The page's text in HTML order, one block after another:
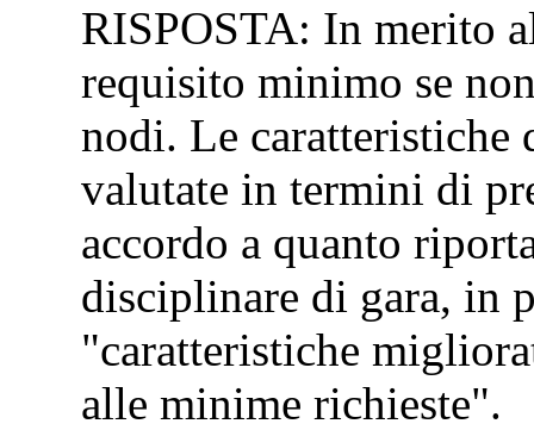
RISPOSTA: In merito
requisito minimo se
nodi. Le caratteristiche
valutate in termini di
accordo a quanto
disciplinare di gara, in
"caratteristiche
alle minime richieste".